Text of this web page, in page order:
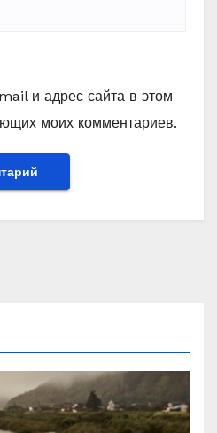
и адрес сайта в этом
моих комментариев.